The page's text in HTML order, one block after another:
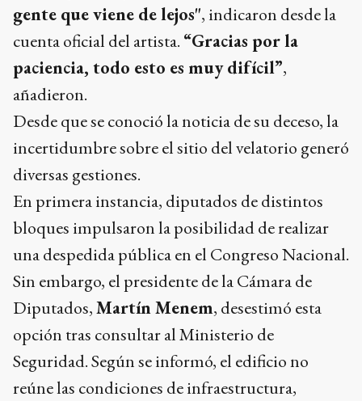
gente que viene de lejos", indicaron desde la
cuenta oficial del artista. “Gracias por la
paciencia, todo esto es muy difícil”,
añadieron.
Desde que se conoció la noticia de su deceso, la
incertidumbre sobre el sitio del velatorio generó
diversas gestiones.
En primera instancia, diputados de distintos
bloques impulsaron la posibilidad de realizar
una despedida pública en el Congreso Nacional.
Sin embargo, el presidente de la Cámara de
Diputados,Martín Menem, desestimó esta
opción tras consultar al Ministerio de
Seguridad. Según se informó, el edificio no
reúne las condiciones de infraestructura,